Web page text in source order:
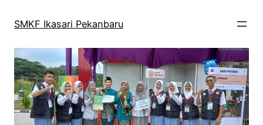
SMKF Ikasari Pekanbaru